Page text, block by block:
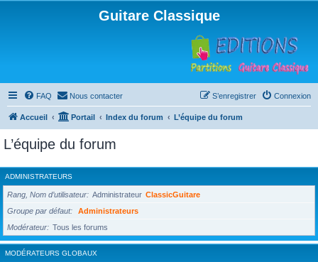
Guitare Classique
FAQ Nous contacter Connexion
S’enregistrer
Accueil Portail Index du forum L’équipe du forum
L’équipe du forum
ADMINISTRATEURS
Rang, Nom d’utilisateur Administrateur ClassicGuitare
Groupe par défaut
Administrateurs
Modérateur
Tous les forums
MODÉRATEURS GLOBAUX